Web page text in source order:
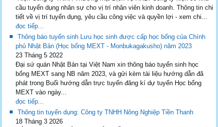
cầu tuyển dụng nhân sự cho vị trí nhân viên kinh doanh. Thông tin chi
tiết về vị trí tuyển dụng, yêu cầu công việc và quyền lợi - xem chi...
đọc tiếp...
Thông báo tuyển sinh Lưu học sinh được cấp học bổng của Chính
phủ Nhật Bản (Học bổng MEXT - Monbukagakusho) năm 2023
23 Tháng 5 2022
Đại sứ quán Nhật Bản tại Việt Nam xin thông báo tuyển sinh học
bổng MEXT sang NB năm 2023, và gửi kèm tài liệu hướng dẫn đã
phát trong Buổi hướng dẫn trực tuyến đăng kí dự tuyển Học bổng
MEXT vào ngày...
đọc tiếp...
Thông tin tuyển dụng: Công ty TNHH Nông Nghiệp Tiền Thanh
18 Tháng 3 2026